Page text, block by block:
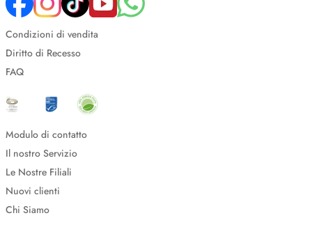
Condizioni di vendita
Diritto di Recesso
FAQ
Modulo di contatto
Il nostro Servizio
Le Nostre Filiali
Nuovi clienti
Chi Siamo